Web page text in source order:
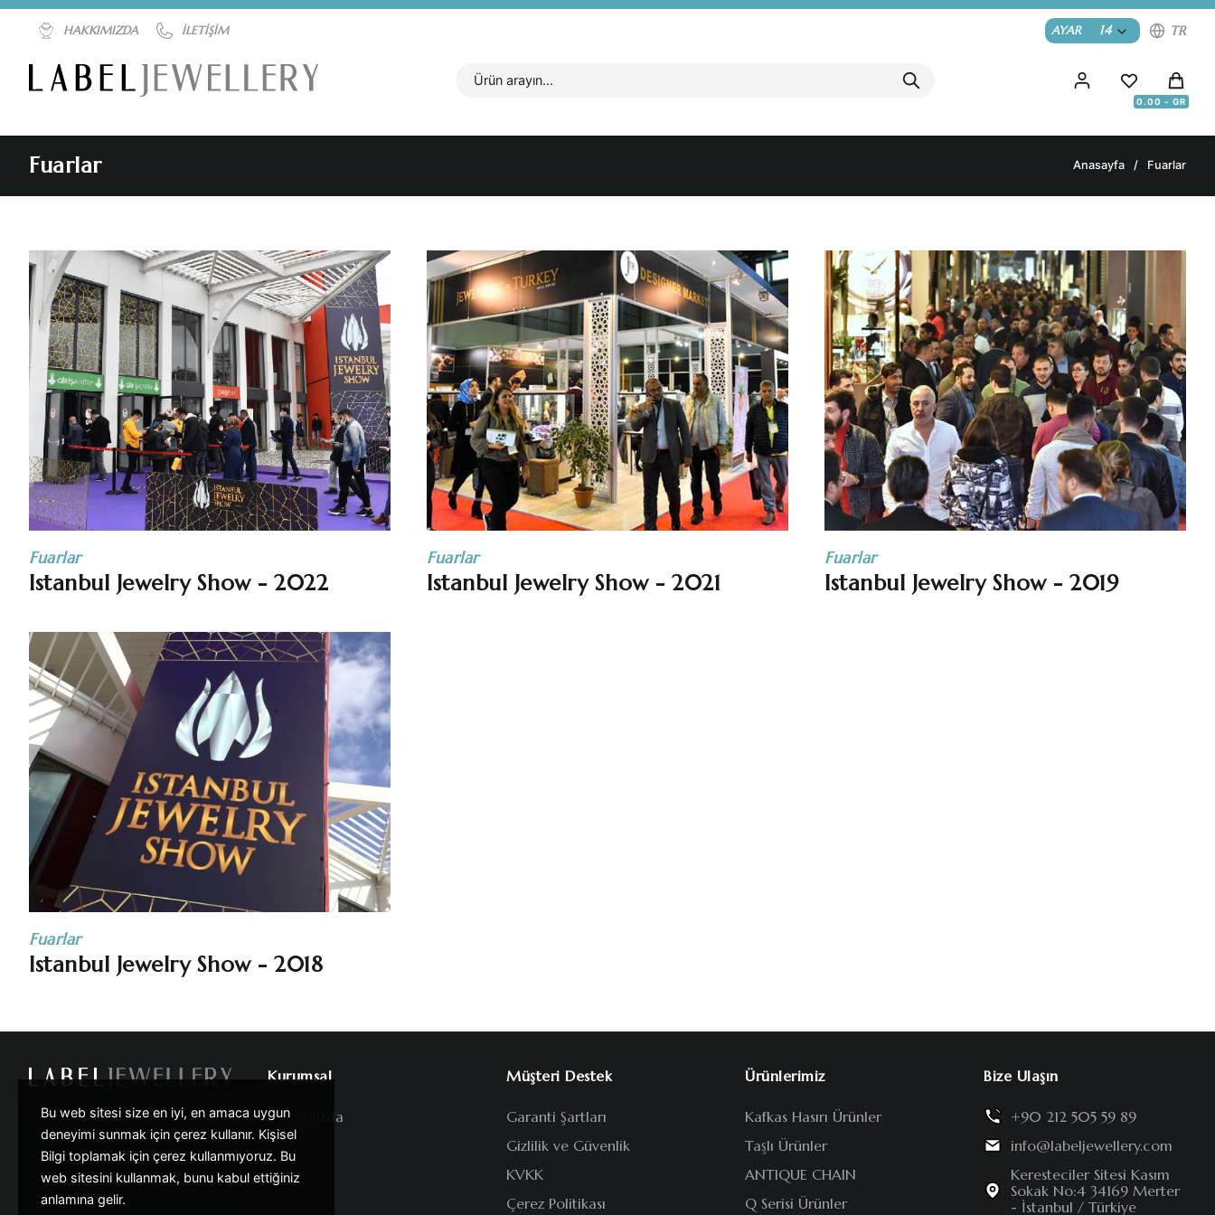
HAKKIMIZDA İLETIŞIM AYAR 14 TR
Fuarlar Anasayfa Fuarlar
Fuarlar
Istanbul Jewelry Show - 2022
Fuarlar
Istanbul Jewelry Show - 2021
Fuarlar
Istanbul Jewelry Show - 2019
Fuarlar
Istanbul Jewelry Show - 2018
Bu web sitesi size en iyi, en amaca uygun
deneyimi sunmak için çerez kullanır. Kişisel
Bilgi toplamak için çerez kullanmıyoruz. Bu
web sitesini kullanmak, bunu kabul ettiğiniz
anlamına gelir.
Kurumsal
Hakkımızda
Fuar
İletişim
Müşteri Destek
Garanti Şartları
Gizlilik ve Güvenlik
KVKK
Çerez Politikası
Ürünlerimiz
Kafkas Hasırı Ürünler
Taşlı Ürünler
ANTIQUE CHAIN
Q Serisi Ürünler
Bize Ulaşın
+90 212 505 59 89
info@labeljewellery.com
Keresteciler Sitesi Kasım
Sokak No:4 34169 Merter
- İstanbul / Türkiye